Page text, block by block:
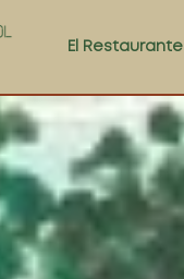
El Restaurante